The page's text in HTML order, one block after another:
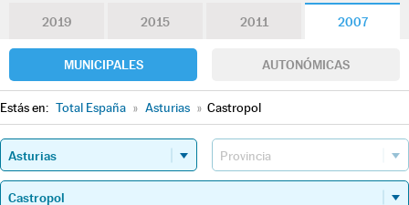
2019 2015 2011 2007
MUNICIPALES AUTONÓMICAS
Estás en: Total España » Asturias » Castropol